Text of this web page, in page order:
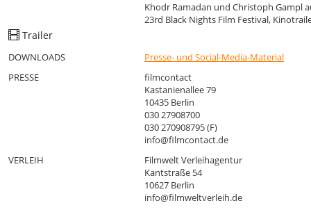
Khodr Ramadan und Christoph Gampl
23rd Black Nights Film Festival,
Trailer
DOWNLOADS
Presse- und Social-Media-Material
PRESSE
filmcontact
Kastanienallee 79
10435 Berlin
030 27908700
030 270908795 (F)
info@filmcontact.de
VERLEIH
Filmwelt Verleihagentur
Kantstraße 54
10627 Berlin
info@filmweltverleih.de